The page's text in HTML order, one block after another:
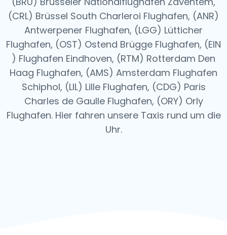
(CRL) Brüssel South Charleroi Flughafen, (ANR)
Antwerpener Flughafen, (LGG) Lütticher
Flughafen, (OST) Ostend Brügge Flughafen, (EIN
) Flughafen Eindhoven, (RTM) Rotterdam Den
Haag Flughafen, (AMS) Amsterdam Flughafen
Schiphol, (LIL) Lille Flughafen, (CDG) Paris
Charles de Gaulle Flughafen, (ORY) Orly
Flughafen. Hier fahren unsere Taxis rund um die
Uhr.